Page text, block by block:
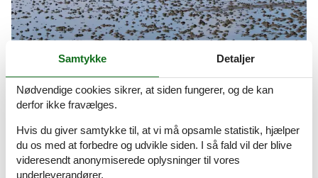
Mandø kåret som Årets Ø 2026 – en helt særlig
dansk perle
grund. Den lille vadehavsø imponerer med stærkt fællesskab,
smuk natur og en helt særlig ro, som gør den til et oplagt
feriemål for både familier og par
Samtykke Detaljer
Nødvendige cookies sikrer, at siden fungerer, og de kan
derfor ikke fravælges.
Hvis du giver samtykke til, at vi må opsamle statistik, hjælper
du os med at forbedre og udvikle siden. I så fald vil der blive
videresendt anonymiserede oplysninger til vores
underleverandører.